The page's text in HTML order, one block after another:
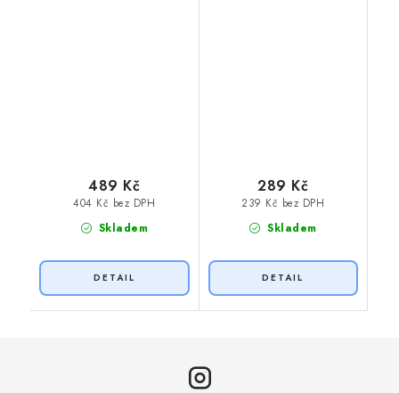
Skladem
404 Kč bez DPH
489 Kč
Skladem
239 Kč bez DPH
289 Kč